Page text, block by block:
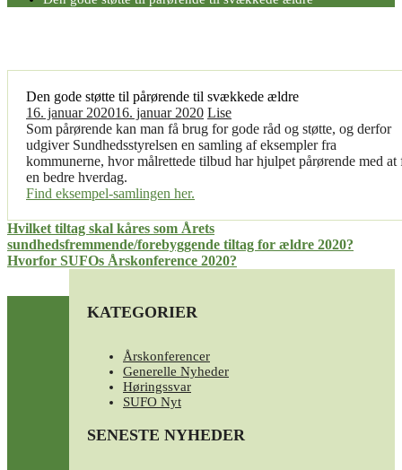
Den gode støtte til pårørende til svækkede ældre
16. januar 202016. januar 2020 Lise
Som pårørende kan man få brug for gode råd og støtte, og derfor
udgiver Sundhedsstyrelsen en samling af eksempler fra
kommunerne, hvor målrettede tilbud har hjulpet pårørende med at
en bedre hverdag.
Find eksempel-samlingen her.
Indlægsnavigation
Hvilket tiltag skal kåres som Årets
sundhedsfremmende/forebyggende tiltag for ældre 2020?
Hvorfor SUFOs Årskonference 2020?
KATEGORIER
Årskonferencer
Generelle Nyheder
Høringssvar
SUFO Nyt
SENESTE NYHEDER